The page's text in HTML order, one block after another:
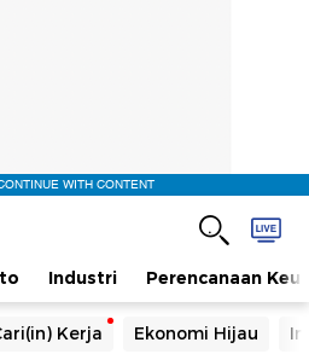
WITH CONTENT
Industri Perencanaan
Kerja Ekonomi Hijau